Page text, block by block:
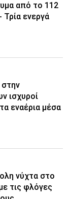
από το 112
Τρία ενεργά
ισχυροί
εναέρια μέσα
νύχτα στο
τις φλόγες